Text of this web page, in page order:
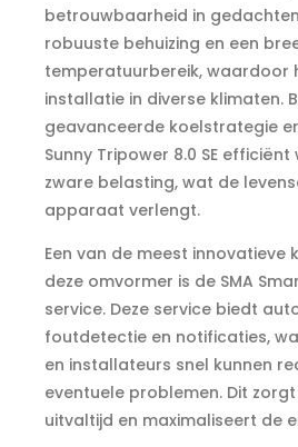
betrouwbaarheid in
robuuste behuizing en een
temperatuurbereik, waardoor
installatie in diverse klimaten.
geavanceerde koelstrategie
Sunny Tripower 8.0 SE
zware belasting, wat de
apparaat verlengt.
Een van de meest innovatieve
deze omvormer is de SMA
service. Deze service biedt
foutdetectie en notificaties,
en installateurs snel kunnen
eventuele problemen. Dit
uitvaltijd en maximaliseert de